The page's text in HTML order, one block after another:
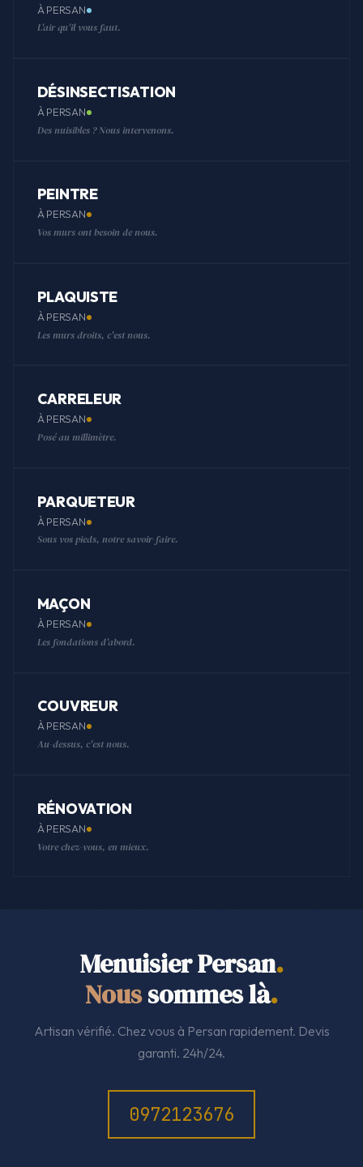
À PERSAN
L'air qu'il vous faut.
DÉSINSECTISATION
À PERSAN
Des nuisibles ? Nous intervenons.
PEINTRE
À PERSAN
Vos murs ont besoin de nous.
PLAQUISTE
À PERSAN
Les murs droits, c'est nous.
CARRELEUR
À PERSAN
Posé au millimètre.
PARQUETEUR
À PERSAN
Sous vos pieds, notre savoir-faire.
MAÇON
À PERSAN
Les fondations d'abord.
COUVREUR
À PERSAN
Au-dessus, c'est nous.
RÉNOVATION
À PERSAN
Votre chez-vous, en mieux.
Menuisier Persan.
Noussommes là.
Artisan vérifié. Chez vous à Persan rapidement. Devis
garanti. 24h/24.
0972123676